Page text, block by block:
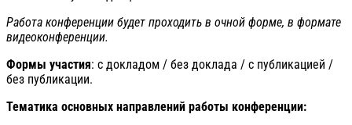
Работа конференции будет проходить в очной форме, в формате
видеоконференции.
Формы участия: с докладом / без доклада / с публикацией /
без публикации.
Тематика основных направлений работы конференции: